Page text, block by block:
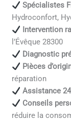
Spécialistes
Hydroconfort,
Intervention
l’Évêque 28300
Diagnostic
Pièces
réparation
Assistance
Conseils
réduire la